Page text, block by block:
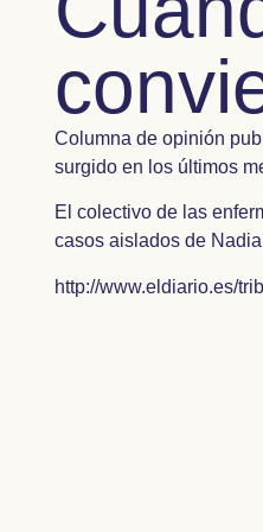
Columna de opinión
surgido en los últimos
El colectivo de las
casos aislados de
http://www.eldiario.es/